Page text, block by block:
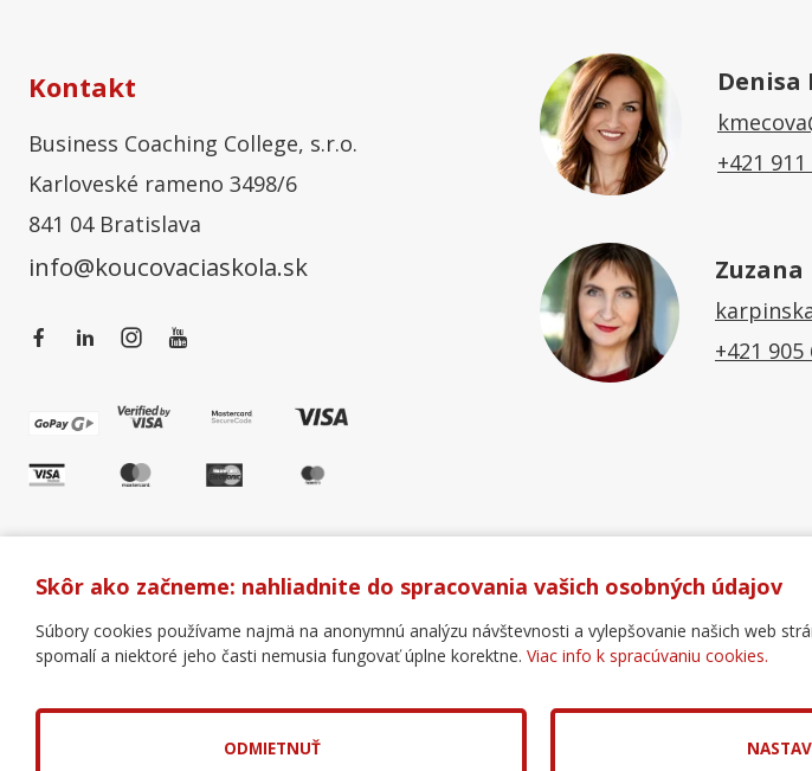
Kontakt
Business Coaching College, s.r.o.
Karloveské rameno 3498/6
841 04 Bratislava
info@koucovaciaskola.sk
Denisa
+421
+421 905
Všeobecné obchodné podmienky Správa cookies Ochrana osobných údajov
Copyright © 2018 - 2026 Business Coaching College, s.r.o.
aredakčný systém
Skôr ako začneme: nahliadnite do spracovania vašich osobných údajov
Súbory cookies používame najmä na anonymnú analýzu návštevnosti a vylepšovanie našich web
spomalí a niektoré jeho časti nemusia fungovať úplne korektne. Viac info k spracúvaniu cookies.
ODMIETNUŤ